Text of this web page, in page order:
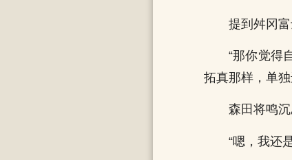
提到舛冈
“那你觉得
拓真那样，单
森田将鸣
“嗯，我还